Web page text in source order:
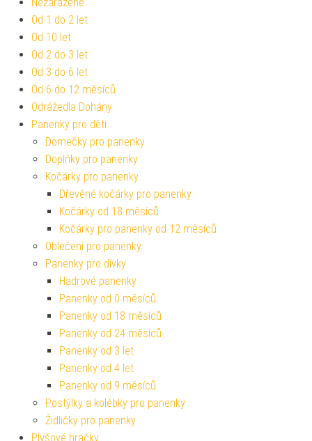
Od 1 do 2 let
Od 10 let
Od 2 do 3 let
Od 3 do 6 let
Od 6 do 12 měsíců
Odrážedla Dohány
Panenky pro děti
Domečky pro panenky
Doplňky pro panenky
Kočárky pro panenky
Dřevěné kočárky pro panenky
Kočárky od 18 měsíců
Kočárky pro panenky od 12 měsíců
Oblečení pro panenky
Panenky pro dívky
Hadrové panenky
Panenky od 0 měsíců
Panenky od 18 měsíců
Panenky od 24 měsíců
Panenky od 3 let
Panenky od 4 let
Panenky od 9 měsíců
Postýlky a kolébky pro panenky
Židličky pro panenky
Plyšové hračky